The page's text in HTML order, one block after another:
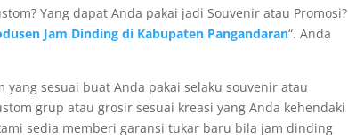
Yang dapat Anda pakai jadi Souvenir atau Promosi?
Jam Dinding di Kabupaten Pangandaran“. Anda
sesuai buat Anda pakai selaku souvenir atau
grup atau grosir sesuai kreasi yang Anda kehendaki
sedia memberi garansi tukar baru bila jam dinding